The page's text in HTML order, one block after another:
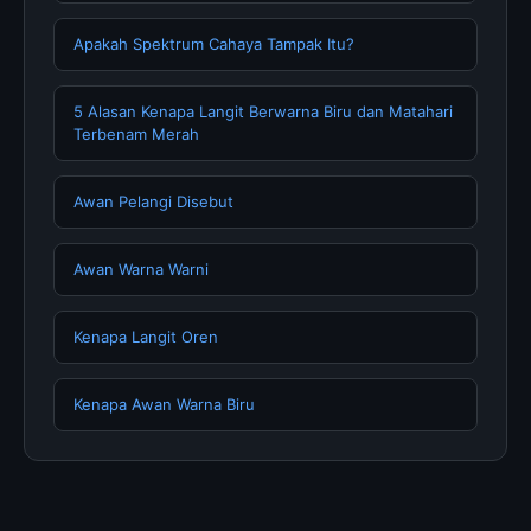
Apakah Spektrum Cahaya Tampak Itu?
5 Alasan Kenapa Langit Berwarna Biru dan Matahari
Terbenam Merah
Awan Pelangi Disebut
Awan Warna Warni
Kenapa Langit Oren
Kenapa Awan Warna Biru